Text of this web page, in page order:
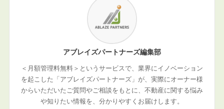
アブレイズパートナーズ編集部
＜月額管理料無料＞というサービスで、業界にイノベーション
を起こした「アブレイズパートナーズ」が、実際にオーナー様
からいただいたご質問やご相談をもとに、不動産に関する悩み
や知りたい情報を、分かりやすくお届けします。